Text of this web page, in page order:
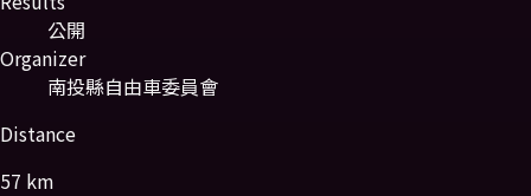
公開
Organizer
南投縣自由車委員會
Distance
57 km